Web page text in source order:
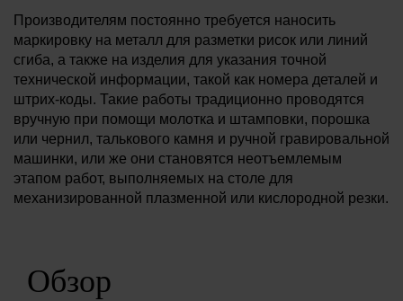
ВОЙТИ
Создать учетную запись
Забыли пароль?
Решения
Ресурсы
О компании
Производителям постоянно требуется наносить
маркировку на металл для разметки рисок или линий
сгиба, а также на изделия для указания точной
технической информации, такой как номера деталей и
штрих-коды. Такие работы традиционно проводятся
вручную при помощи молотка и штамповки, порошка
или чернил, талькового камня и ручной гравировальной
машинки, или же они становятся неотъемлемым
этапом работ, выполняемых на столе для
механизированной плазменной или кислородной резки.
Обзор